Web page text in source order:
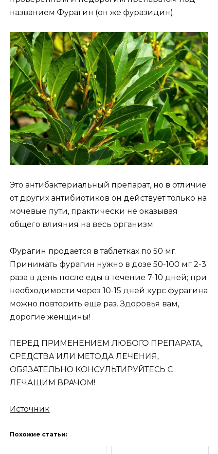
названием Фурагин (он же фуразидин).
Это антибактериальный препарат, но в отличие
от других антибиотиков он действует только на
мочевые пути, практически не оказывая
общего влияния на весь организм.
Фурагин продается в таблетках по 50 мг.
Принимать фурагин нужно в дозе 50-100 мг 2-3
раза в день после еды в течение 7-10 дней; при
необходимости через 10-15 дней курс фурагина
можно повторить еще раз. Здоровья вам,
дорогие женщины!
ПЕРЕД ПРИМЕНЕНИЕМ ЛЮБОГО ПРЕПАРАТА,
СРЕДСТВА ИЛИ МЕТОДА ЛЕЧЕНИЯ,
ОБЯЗАТЕЛЬНО КОНСУЛЬТИРУЙТЕСЬ С
ЛЕЧАЩИМ ВРАЧОМ!
Источник
Похожие статьи: